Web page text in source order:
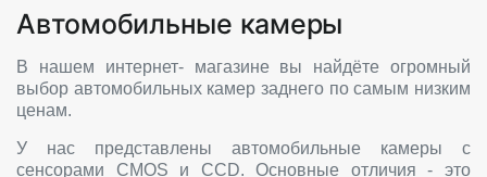
Автомобильные камеры
В нашем интернет- магазине вы найдёте огромный
выбор автомобильных камер заднего по самым низким
ценам.
У нас представлены автомобильные камеры с
сенсорами CMOS и CCD. Основные отличия - это